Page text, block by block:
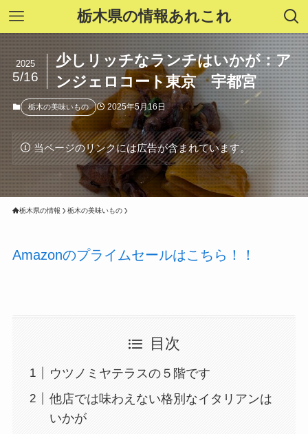
栃木県の情報あれこれ
少しリッチなランチはいかが：ア
ンジェロコート東京 宇都宮
2025
5/16
栃木の美味いもの 2025年5月16日
当ページのリンクには広告が含まれています。
栃木県の情報 栃木の美味いもの
Amazonのプライムセールはこちら！！
目次
ウツノミヤテラスの５階です
他店では味わえない格別なイタリアンは
いかが